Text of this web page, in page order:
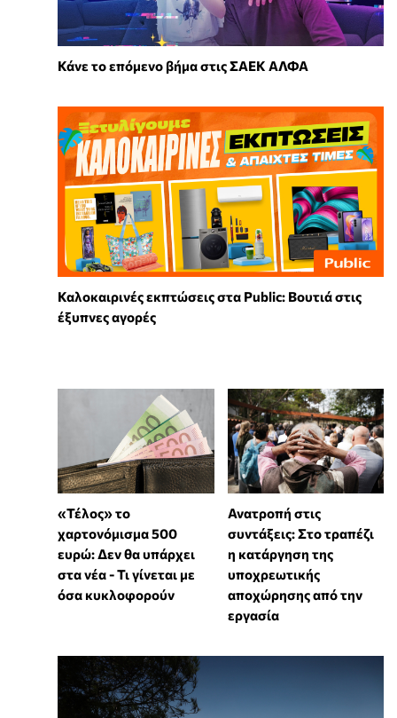
Κάνε το επόμενο βήμα στις ΣΑΕΚ ΑΛΦΑ
Καλοκαιρινές εκπτώσεις στα Public: Βουτιά στις
έξυπνες αγορές
«Τέλος» το
χαρτονόμισμα 500
ευρώ: Δεν θα υπάρχει
στα νέα - Τι γίνεται με
όσα κυκλοφορούν
Ανατροπή στις
συντάξεις: Στο τραπέζι
η κατάργηση της
υποχρεωτικής
αποχώρησης από την
εργασία